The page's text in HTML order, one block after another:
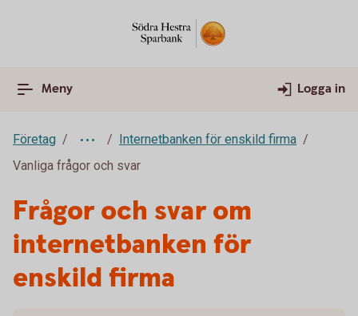
Meny Logga in
Företag
Internetbanken för enskild firma
Vanliga frågor och svar
Frågor och svar om
internetbanken för
enskild firma